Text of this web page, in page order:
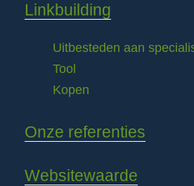
Linkbuilding
Uitbesteden aan
Tool
Kopen
Onze referenties
Websitewaarde